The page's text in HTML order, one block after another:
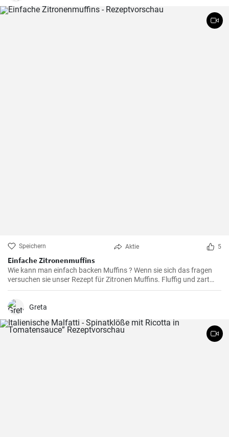
Speichern Aktie 5
Einfache Zitronenmuffins
Wie kann man einfach backen Muffins ? Wenn sie sich das fragen
versuchen sie unser Rezept für Zitronen Muffins. Fluffig und zart
voller Zitronenaroma zergehen sie auf der Zunge - Ihre Kinder und
Gäste werden sie lieben .
Greta